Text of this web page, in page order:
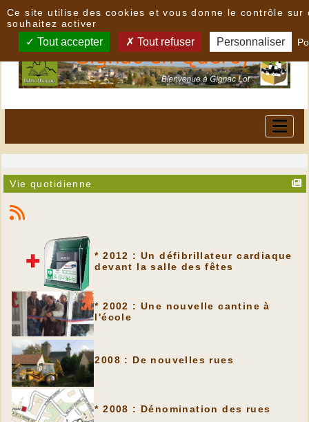
Vie quotidienne
* 2012 : Un défibrillateur cardiaque
devant la salle des fêtes
* 2002 : Une nouvelle cantine à
l'école
2008 : De nouvelles rues
* 2008 : Dénomination des rues
Ce site utilise des cookies et vous donne le contrôle sur
souhaitez activer
Tout accepter Tout refuser Personnaliser